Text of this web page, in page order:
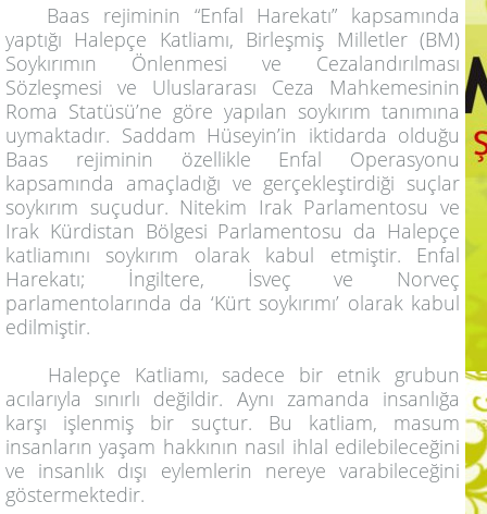
Baas rejiminin “Enfal Harekatı” kapsamında
yaptığı Halepçe Katliamı, Birleşmiş Milletler (BM)
Soykırımın Önlenmesi ve Cezalandırılması
Sözleşmesi ve Uluslararası Ceza Mahkemesinin
Roma Statüsü’ne göre yapılan soykırım tanımına
uymaktadır. Saddam Hüseyin’in iktidarda olduğu
Baas rejiminin özellikle Enfal Operasyonu
kapsamında amaçladığı ve gerçekleştirdiği suçlar
soykırım suçudur. Nitekim Irak Parlamentosu ve
Irak Kürdistan Bölgesi Parlamentosu da Halepçe
katliamını soykırım olarak kabul etmiştir. Enfal
Harekatı; İngiltere, İsveç ve Norveç
parlamentolarında da ‘Kürt soykırımı’ olarak kabul
edilmiştir.
Halepçe Katliamı, sadece bir etnik grubun
acılarıyla sınırlı değildir. Aynı zamanda insanlığa
karşı işlenmiş bir suçtur. Bu katliam, masum
insanların yaşam hakkının nasıl ihlal edilebileceğini
ve insanlık dışı eylemlerin nereye varabileceğini
göstermektedir.